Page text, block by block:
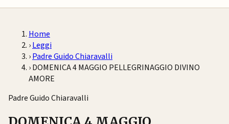
Home
›Leggi
›Padre Guido Chiaravalli
›DOMENICA 4 MAGGIO PELLEGRINAGGIO DIVINO
AMORE
Padre Guido Chiaravalli